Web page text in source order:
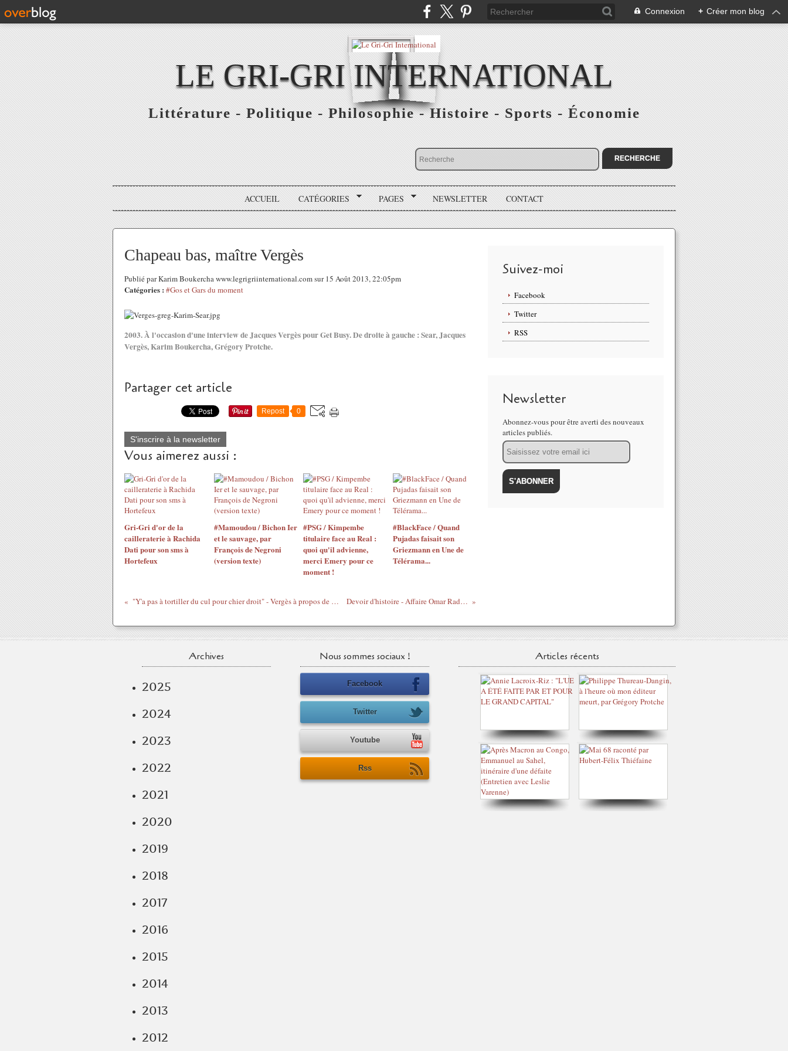
Connexion + Créer mon blog
LE GRI-GRI INTERNATIONAL
Littérature - Politique - Philosophie - Histoire - Sports - Économie
ACCUEIL CATÉGORIES PAGES NEWSLETTER CONTACT
Chapeau bas, maître Vergès
Publié par Karim Boukercha www.legrigriinternational.com sur 15 Août 2013, 22:05pm
Catégories : #Gos et Gars du moment
2003. À l'occasion d'une interview de Jacques Vergès pour Get Busy. De droite à gauche : Sear, Jacques
Vergès, Karim Boukercha, Grégory Protche.
Partager cet article
Repost 0
S'inscrire à la newsletter
Vous aimerez aussi :
Gri-Gri d'or de la
cailleraterie à Rachida
Dati pour son sms à
Hortefeux
#Mamoudou / Bichon Ier
et le sauvage, par
François de Negroni
(version texte)
#PSG / Kimpembe
titulaire face au Real :
quoi qu'il advienne,
merci Emery pour ce
moment !
#BlackFace / Quand
Pujadas faisait son
Griezmann en Une de
Télérama...
"Y'a pas à tortiller du cul pour chier droit" - Vergès à propos de George Ibrahim Abdallah que Valls ne veut pas libérer Devoir d'histoire - Affaire Omar Raddad - Interview de Jacques Vergès
Suivez-moi
Facebook
Twitter
RSS
Newsletter
Abonnez-vous pour être averti des nouveaux
articles publiés.
Email
Archives
2025
2024
2023
2022
2021
2020
2019
2018
2017
2016
2015
2014
2013
2012
Nous sommes sociaux !
Facebook
Twitter
Youtube
Rss
Articles récents